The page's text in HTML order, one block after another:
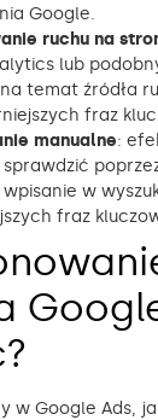
Google.
ruchu na
lub
temat źródła
fraz
manualne:
w
fraz
w Google Ads,